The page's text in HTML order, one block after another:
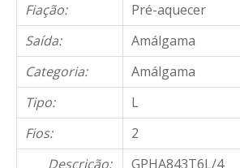
Fiação:
Pré-aquecer
Saída:
Amálgama
Categoria:
Amálgama
Tipo:
L
Fios:
2
Descrição:
GPHA843T6L/4